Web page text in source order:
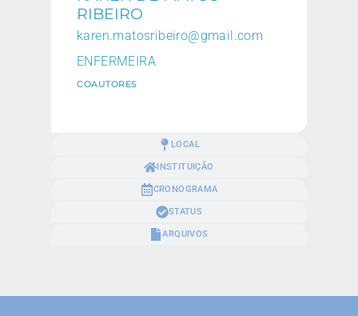
LOCAL
INSTITUIÇÃO
CRONOGRAMA
STATUS
ARQUIVOS
RIBEIRO
karen.matosribeiro@gmail.com
ENFERMEIRA
COAUTORES